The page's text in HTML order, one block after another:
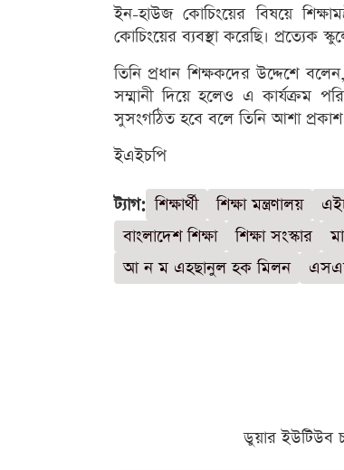
ইন-হাউজ কোচিংয়ের বিষয়ে
কোচিংয়ের ব্যবস্থা করেছি। প্রত্যেক
তিনি প্রধান শিক্ষকদের উদ্দেশে
সম্মানী দিয়ে হলেও এ কার্যক্রম
সুসংগঠিত হবে বলে তিনি আশা
ইএইচপি
ট্যাগ: শিক্ষার্থী শিক্ষা মন্ত্রণালয়
বাংলাদেশ শিক্ষা
শিক্ষা সংস্কার
আ ন ম এহছানুল হক মিলন
ডুয়ার ইউটিউব